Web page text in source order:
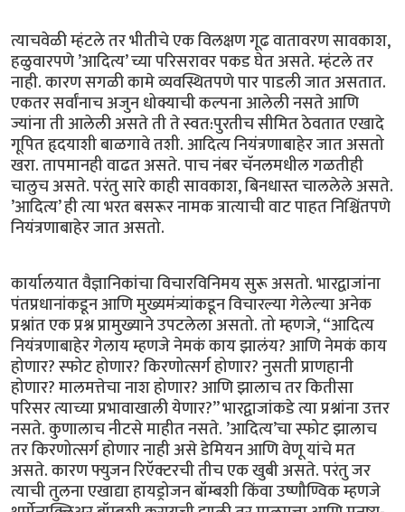
त्याचवेळी म्हंटले तर भीतीचे एक विलक्षण गूढ वातावरण सावकाश,
हळुवारपणे ’आदित्य’ च्या परिसरावर पकड घेत असते. म्हंटले तर
नाही. कारण सगळी कामे व्यवस्थितपणे पार पाडली जात असतात.
एकतर सर्वांनाच अजुन धोक्याची कल्पना आलेली नसते आणि
ज्यांना ती आलेली असते ती ते स्वत:पुरतीच सीमित ठेवतात एखादे
गूपित हृदयाशी बाळगावे तशी. आदित्य नियंत्रणाबाहेर जात असतो
खरा. तापमानही वाढत असते. पाच नंबर चॅनलमधील गळतीही
चालुच असते. परंतु सारे काही सावकाश, बिनधास्त चाललेले असते.
’आदित्य’ ही त्या भरत बसरूर नामक त्रात्याची वाट पाहत निश्चिंतपणे
नियंत्रणाबाहेर जात असतो.
कार्यालयात वैज्ञानिकांचा विचारविनिमय सुरू असतो. भारद्वाजांना
पंतप्रधानांकडून आणि मुख्यमंत्र्यांकडून विचारल्या गेलेल्या अनेक
प्रश्नांत एक प्रश्न प्रामुख्याने उपटलेला असतो. तो म्हणजे, “आदित्य
नियंत्रणाबाहेर गेलाय म्हणजे नेमकं काय झालंय? आणि नेमकं काय
होणार? स्फोट होणार? किरणोत्सर्ग होणार? नुसती प्राणहानी
होणार? मालमत्तेचा नाश होणार? आणि झालाच तर कितीसा
परिसर त्याच्या प्रभावाखाली येणार?” भारद्वाजांकडे त्या प्रश्नांना उत्तर
नसते. कुणालाच नीटसे माहीत नसते. ’आदित्य’चा स्फोट झालाच
तर किरणोत्सर्ग होणार नाही असे डेमियन आणि वेणू यांचे मत
असते. कारण फ्युजन रिऍक्टरची तीच एक खुबी असते. परंतु जर
त्याची तुलना एखाद्या हायड्रोजन बॉम्बशी किंवा उष्णौण्विक म्हणजे